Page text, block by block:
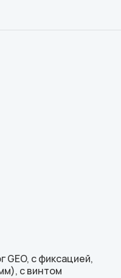
GEO, c фиксацией,
с винтом